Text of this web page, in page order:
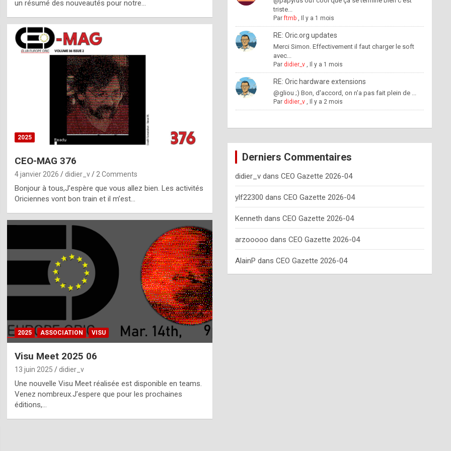
un résumé des nouveautés pour notre…
2025
CEO-MAG 376
4 janvier 2026 didier_v 2 Comments
Bonjour à tous,J’espère que vous allez bien. Les activités
Oriciennes vont bon train et il m’est…
2025 ASSOCIATION VISU
Visu Meet 2025 06
13 juin 2025 didier_v
Une nouvelle Visu Meet réalisée est disponible en teams.
Venez nombreux.J’espere que pour les prochaines
éditions,…
triste...
Parftmb, Il y a 1 mois
RE: Oric.org updates
Merci Simon. Effectivement il faut charger le soft
avec...
Par didier_v, Il y a 1 mois
RE: Oric hardware extensions
@gliou ;) Bon, d'accord, on n'a pas fait plein de ...
Par didier_v, Il y a 2 mois
Derniers Commentaires
didier_vdans CEO Gazette 2026-04
ylf22300 dans CEO Gazette 2026-04
Kenneth dans CEO Gazette 2026-04
arzooooo dans CEO Gazette 2026-04
AlainP dans CEO Gazette 2026-04